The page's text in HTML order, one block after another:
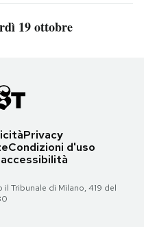
19 ottobre
Privacy
Condizioni d'uso
Tribunale di Milano, 419 del